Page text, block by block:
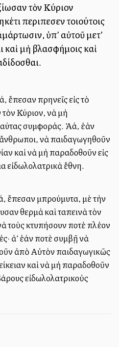
τὸν Κύριον
περιπεσεῖν τοιούτοις
ἁμάρτωσιν, ὑπ’ αὐτοῦ μετ’
καὶ μὴ βλασφήμοις καὶ
πρηνεῖς εἰς τὸ
Κύριον, νὰ μὴ
συμφοράς. Ἀλλά, ἐὰν
νὰ παιδαγωγηθοῦν
καὶ νὰ μὴ παραδοθοῦν εἰς
εἰδωλολατρικὰ ἔθνη.
ἔπεσαν μπρούμυτα, μὲ τὴν
θερμὰ καὶ ταπεινὰ τὸν
τοὺς κτυπήσουν ποτὲ πλέον
ἀλλ’ ἐάν ποτὲ συμβῇ νὰ
ἀπὸ Αὐτὸν παιδαγωγικῶς
καὶ νὰ μὴ παραδοθοῦν
εἰδωλολατρικοὐς